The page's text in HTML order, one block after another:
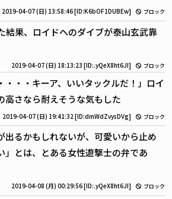
2019-04-07 (日) 13:58:46[ID:K6bOF1DUBEw] ブロック
結果、ロイドへのダイブが泰山玄武靠
2019-04-07 (日) 18:13:23 [ID:.yQeX8ht6JI] ブロック
・・・キーア、いいタックルだ！」ロイ
高さなら耐えそうな気もした
2019-04-07 (日) 19:41:32 [ID:dmWdZvysDVg] ブロック
出るかもしれないが、可愛いから止め
」とは、とある女性遊撃士の弁であ
2019-04-08 (月) 00:29:56[ID:.yQeX8ht6JI] ブロック